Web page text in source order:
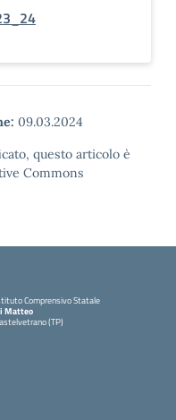
09.03.2024
questo articolo è
Commons
Comprensivo Statale
Matteo
(TP)